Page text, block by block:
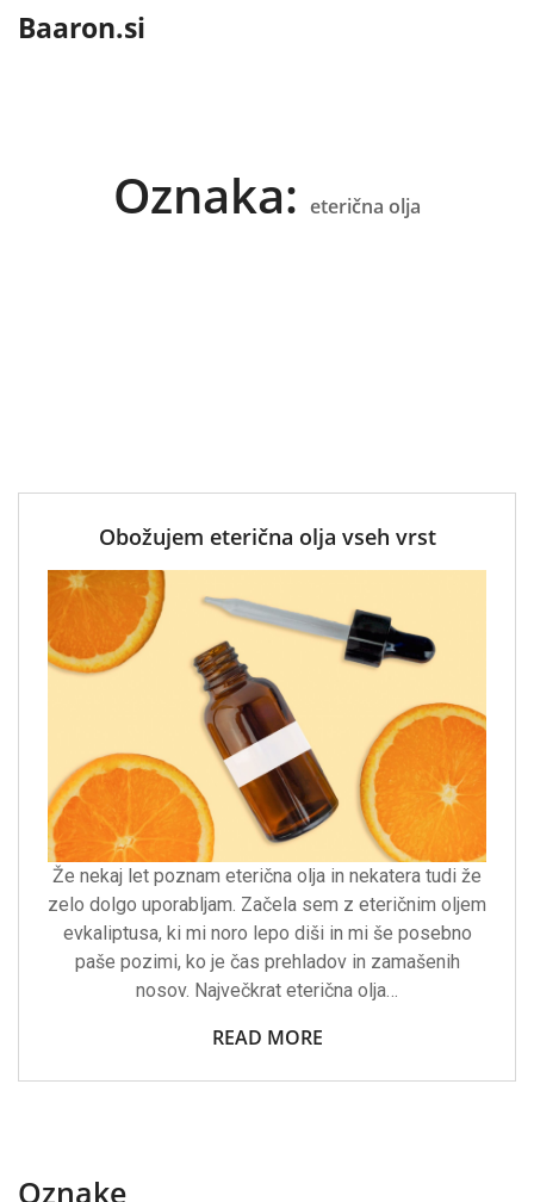
Baaron.si
Oznaka: eterična olja
Obožujem eterična olja vseh vrst
Že nekaj let poznam eterična olja in nekatera tudi že
zelo dolgo uporabljam. Začela sem z eteričnim oljem
evkaliptusa, ki mi noro lepo diši in mi še posebno
paše pozimi, ko je čas prehladov in zamašenih
nosov. Največkrat eterična olja…
READ MORE
Oznake